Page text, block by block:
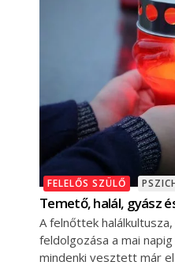
FELELŐS SZÜLŐ
Temető, halál, gyász
A felnőttek
feldolgozása a mai
mindenki vesztett már